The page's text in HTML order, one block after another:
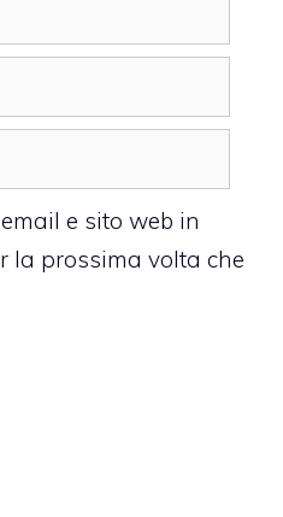
e sito web in
la prossima volta che